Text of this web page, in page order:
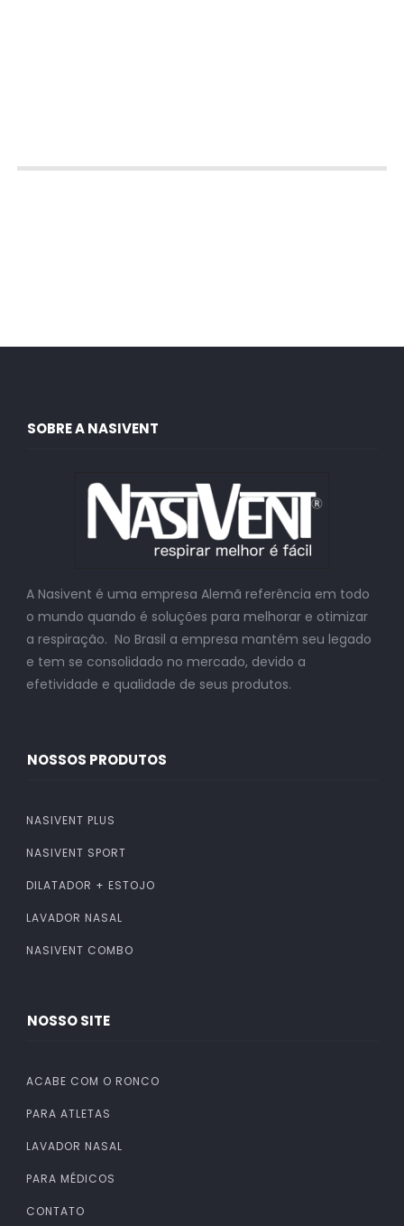
SOBRE A NASIVENT
A Nasivent é uma empresa Alemã referência em todo
o mundo quando é soluções para melhorar e otimizar
a respiração. No Brasil a empresa mantém seu legado
e tem se consolidado no mercado, devido a
efetividade e qualidade de seus produtos.
NOSSOS PRODUTOS
NASIVENT PLUS
NASIVENT SPORT
DILATADOR + ESTOJO
LAVADOR NASAL
NASIVENT COMBO
NOSSO SITE
ACABE COM O RONCO
PARA ATLETAS
LAVADOR NASAL
PARA MÉDICOS
CONTATO